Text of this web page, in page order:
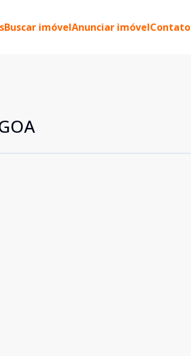
Buscar imóvelAnunciar imóvelContato